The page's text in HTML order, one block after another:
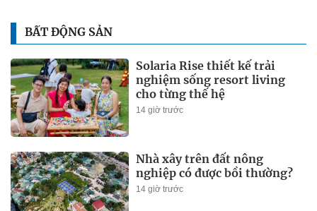
BẤT ĐỘNG SẢN
Solaria Rise thiết kế trải
nghiệm sống resort living
cho từng thế hệ
14 giờ trước
Nhà xây trên đất nông
nghiệp có được bồi thường?
14 giờ trước